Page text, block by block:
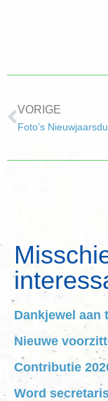
VORIGE
Dankjewel aan
Nieuwe
Contributie
Word